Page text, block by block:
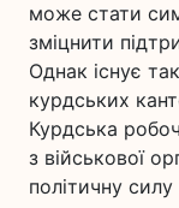
може стати
зміцнити
Однак існує
курдських
Курдська
з військової
політичну силу